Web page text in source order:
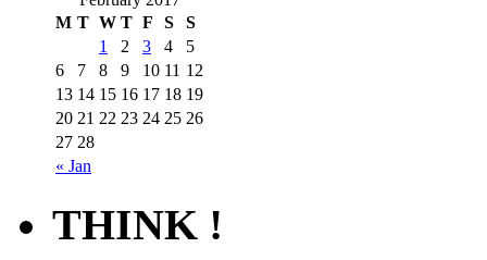
M T W T F S S
« Jan
1 2 3 4
5
6
7 8 9 10 11 12
13 14 15 16 17 18 19
20 21 22 23 24 25 26
27 28
THINK !